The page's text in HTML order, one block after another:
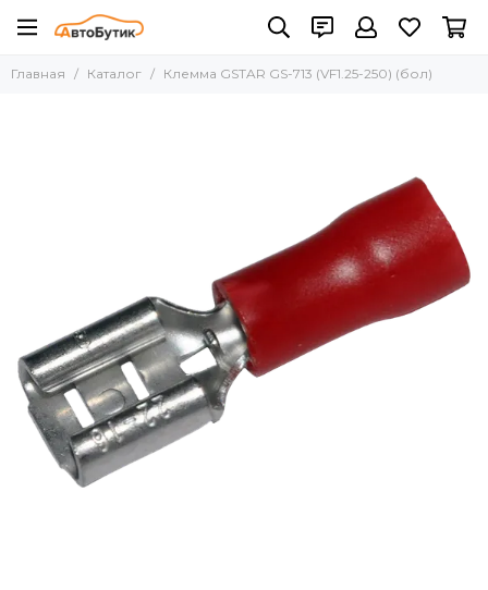
Главная Каталог Клемма GSTAR GS-713 (VF1.25-250) (бол)